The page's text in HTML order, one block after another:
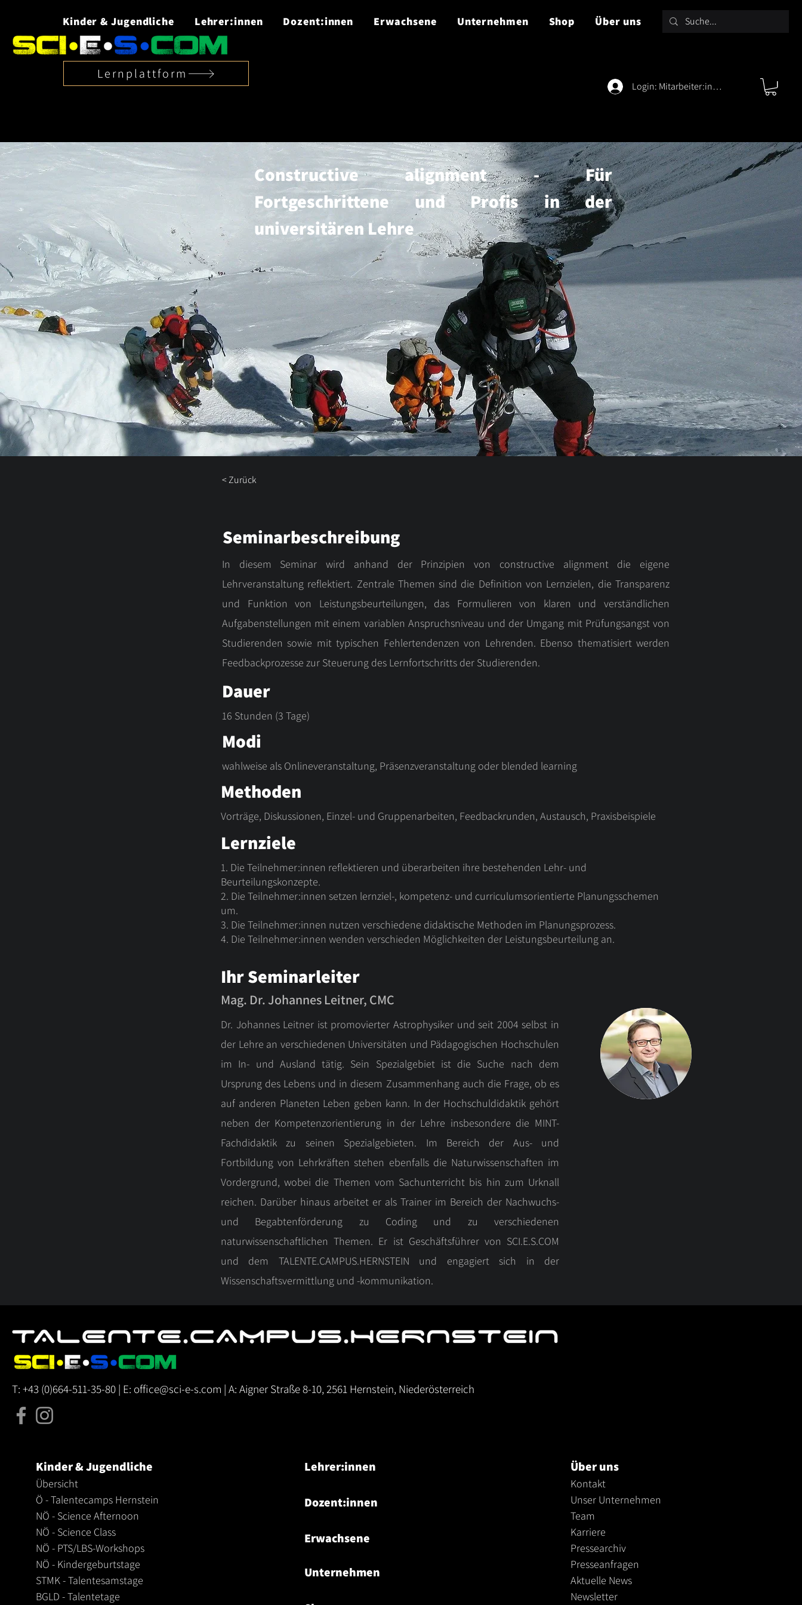
Kinder & Jugendliche Lehrer:innen Dozent:innen Erwachsene Unternehmen Shop Über uns
Lernplattform
Login: Mitarbeiter:innen
Constructive alignment - Für
Fortgeschrittene und Profis in der
universitären Lehre
< Zurück
Seminarbeschreibung
In diesem Seminar wird anhand der Prinzipien von constructive alignment die eigene
Lehrveranstaltung reflektiert. Zentrale Themen sind die Definition von Lernzielen, die Transparenz
und Funktion von Leistungsbeurteilungen, das Formulieren von klaren und verständlichen
Aufgabenstellungen mit einem variablen Anspruchsniveau und der Umgang mit Prüfungsangst von
Studierenden sowie mit typischen Fehlertendenzen von Lehrenden. Ebenso thematisiert werden
Feedbackprozesse zur Steuerung des Lernfortschritts der Studierenden.
Dauer
16 Stunden (3 Tage)
Modi
wahlweise als Onlineveranstaltung, Präsenzveranstaltung oder blended learning
Methoden
Vorträge, Diskussionen, Einzel- und Gruppenarbeiten, Feedbackrunden, Austausch, Praxisbeispiele
Lernziele
1. Die Teilnehmer:innen reflektieren und überarbeiten ihre bestehenden Lehr- und
Beurteilungskonzepte.
2. Die Teilnehmer:innen setzen lernziel-, kompetenz- und curriculumsorientierte Planungsschemen
um.
3. Die Teilnehmer:innen nutzen verschiedene didaktische Methoden im Planungsprozess.
4. Die Teilnehmer:innen wenden verschieden Möglichkeiten der Leistungsbeurteilung an.
Ihr Seminarleiter
Mag. Dr. Johannes Leitner, CMC
Dr. Johannes Leitner ist promovierter Astrophysiker und seit 2004 selbst in
der Lehre an verschiedenen Universitäten und Pädagogischen Hochschulen
im In- und Ausland tätig. Sein Spezialgebiet ist die Suche nach dem
Ursprung des Lebens und in diesem Zusammenhang auch die Frage, ob es
auf anderen Planeten Leben geben kann. In der Hochschuldidaktik gehört
neben der Kompetenzorientierung in der Lehre insbesondere die MINT-
Fachdidaktik zu seinen Spezialgebieten. Im Bereich der Aus- und
Fortbildung von Lehrkräften stehen ebenfalls die Naturwissenschaften im
Vordergrund, wobei die Themen vom Sachunterricht bis hin zum Urknall
reichen. Darüber hinaus arbeitet er als Trainer im Bereich der Nachwuchs-
und Begabtenförderung zu Coding und zu verschiedenen
naturwissenschaftlichen Themen. Er ist Geschäftsführer von SCI.E.S.COM
und dem TALENTE.CAMPUS.HERNSTEIN und engagiert sich in der
Wissenschaftsvermittlung und -kommunikation.
T: +43 (0)664-511-35-80 | E: office@sci-e-s.com | A: Aigner Straße 8-10, 2561 Hernstein, Niederösterreich
Kinder & Jugendliche
Übersicht
Ö - Talentecamps Hernstein
NÖ - Science Afternoon
NÖ - Science Class
NÖ - PTS/LBS-Workshops
NÖ - Kindergeburtstage
STMK - Talentesamstage
BGLD - Talentetage
Lehrer:innen
Dozent:innen
Erwachsene
Unternehmen
Über uns
Kontakt
Unser Unternehmen
Team
Karriere
Pressearchiv
Presseanfragen
Aktuelle News
Newsletter